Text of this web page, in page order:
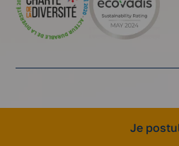
Je